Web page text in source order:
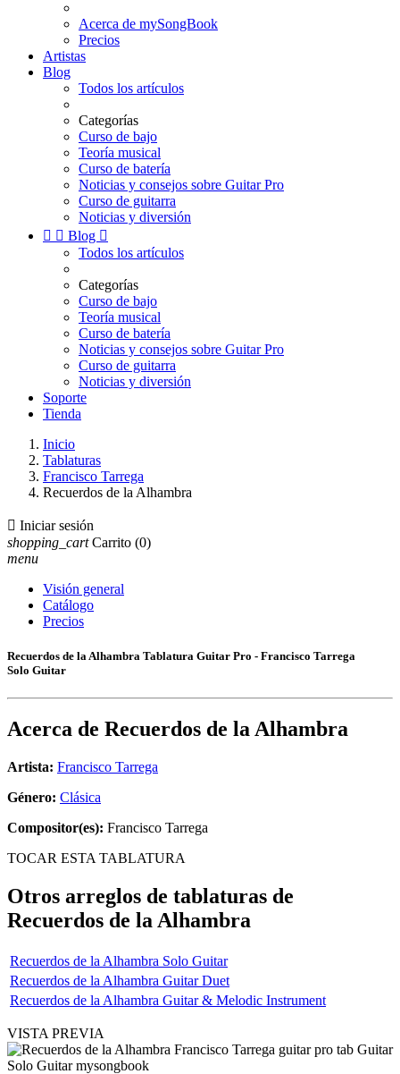
Acerca de mySongBook
Precios
Artistas
Blog
Todos los artículos
Categorías
Curso de bajo
Teoría musical
Curso de batería
Noticias y consejos sobre Guitar Pro
Curso de guitarra
Noticias y diversión
  Blog 
Todos los artículos
Categorías
Curso de bajo
Teoría musical
Curso de batería
Noticias y consejos sobre Guitar Pro
Curso de guitarra
Noticias y diversión
Soporte
Tienda
Inicio
Tablaturas
Francisco Tarrega
Recuerdos de la Alhambra
 Iniciar sesión
shopping_cart Carrito (0)
menu
Visión general
Catálogo
Precios
Recuerdos de la Alhambra Tablatura Guitar Pro - Francisco Tarrega
Solo Guitar
Acerca de Recuerdos de la Alhambra
Artista: Francisco Tarrega
Género: Clásica
Compositor(es): Francisco Tarrega
TOCAR ESTA TABLATURA
Otros arreglos de tablaturas de
Recuerdos de la Alhambra
Recuerdos de la Alhambra Solo Guitar
Recuerdos de la Alhambra Guitar Duet
Recuerdos de la Alhambra Guitar & Melodic Instrument
VISTA PREVIA